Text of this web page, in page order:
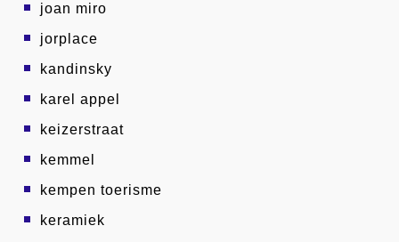
joan miro
jorplace
kandinsky
karel appel
keizerstraat
kemmel
kempen toerisme
keramiek